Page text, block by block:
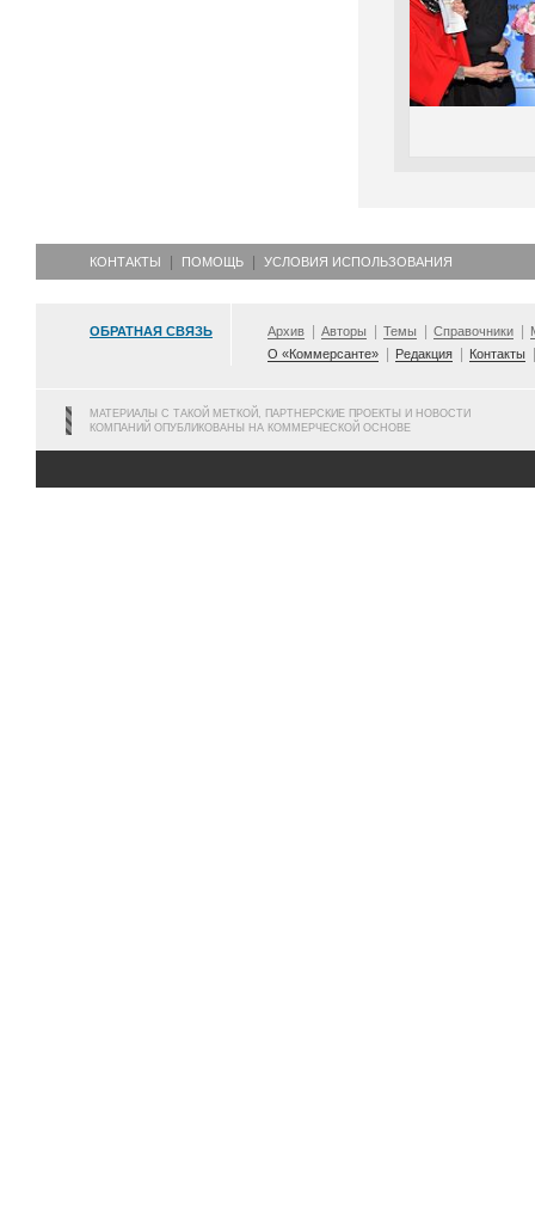
КОНТАКТЫ ПОМОЩЬ УСЛОВИЯ ИСПОЛЬЗОВАНИЯ
ОБРАТНАЯ СВЯЗЬ Архив Авторы Темы Справочники
О «Коммерсанте»
Редакция Контакты
МАТЕРИАЛЫ С ТАКОЙ МЕТКОЙ, ПАРТНЕРСКИЕ ПРОЕКТЫ И НОВОСТИ
КОМПАНИЙ ОПУБЛИКОВАНЫ НА КОММЕРЧЕСКОЙ ОСНОВЕ